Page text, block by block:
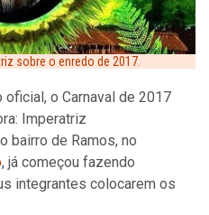
sobre o enredo de 2017.
o Carnaval de 2017
Imperatriz
bairro de Ramos, no
, já começou fazendo
integrantes colocarem os